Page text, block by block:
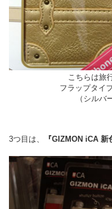
こちらは旅
フラップタイ
（シルバ
3つ目は、 『GIZMON iCA 新